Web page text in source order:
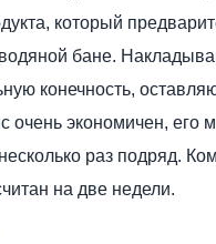
который
бане.
конечность,
очень экономичен, его
раз подряд.
на две недели.